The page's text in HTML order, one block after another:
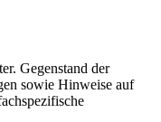
Gegenstand der
sowie Hinweise auf